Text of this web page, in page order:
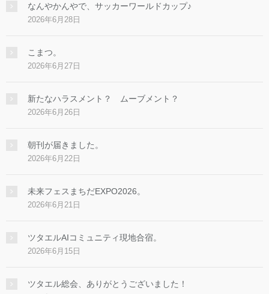
なんやかんやで、サッカーワールドカップ♪
2026年6月28日
こまつ。
2026年6月27日
新たなハラスメント？ ムーブメント？
2026年6月26日
朝刊が届きました。
2026年6月22日
未来フェスまちだEXPO2026。
2026年6月21日
ツタエルAIコミュニティ現地合宿。
2026年6月15日
ツタエル総会、ありがとうございました！